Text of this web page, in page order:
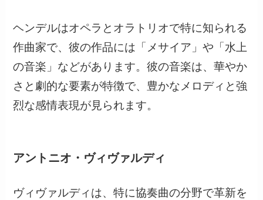
ヘンデルはオペラとオラトリオで特に知られる
作曲家で、彼の作品には「メサイア」や「水上
の音楽」などがあります。彼の音楽は、華やか
さと劇的な要素が特徴で、豊かなメロディと強
烈な感情表現が見られます。
アントニオ・ヴィヴァルディ
ヴィヴァルディは、特に協奏曲の分野で革新を